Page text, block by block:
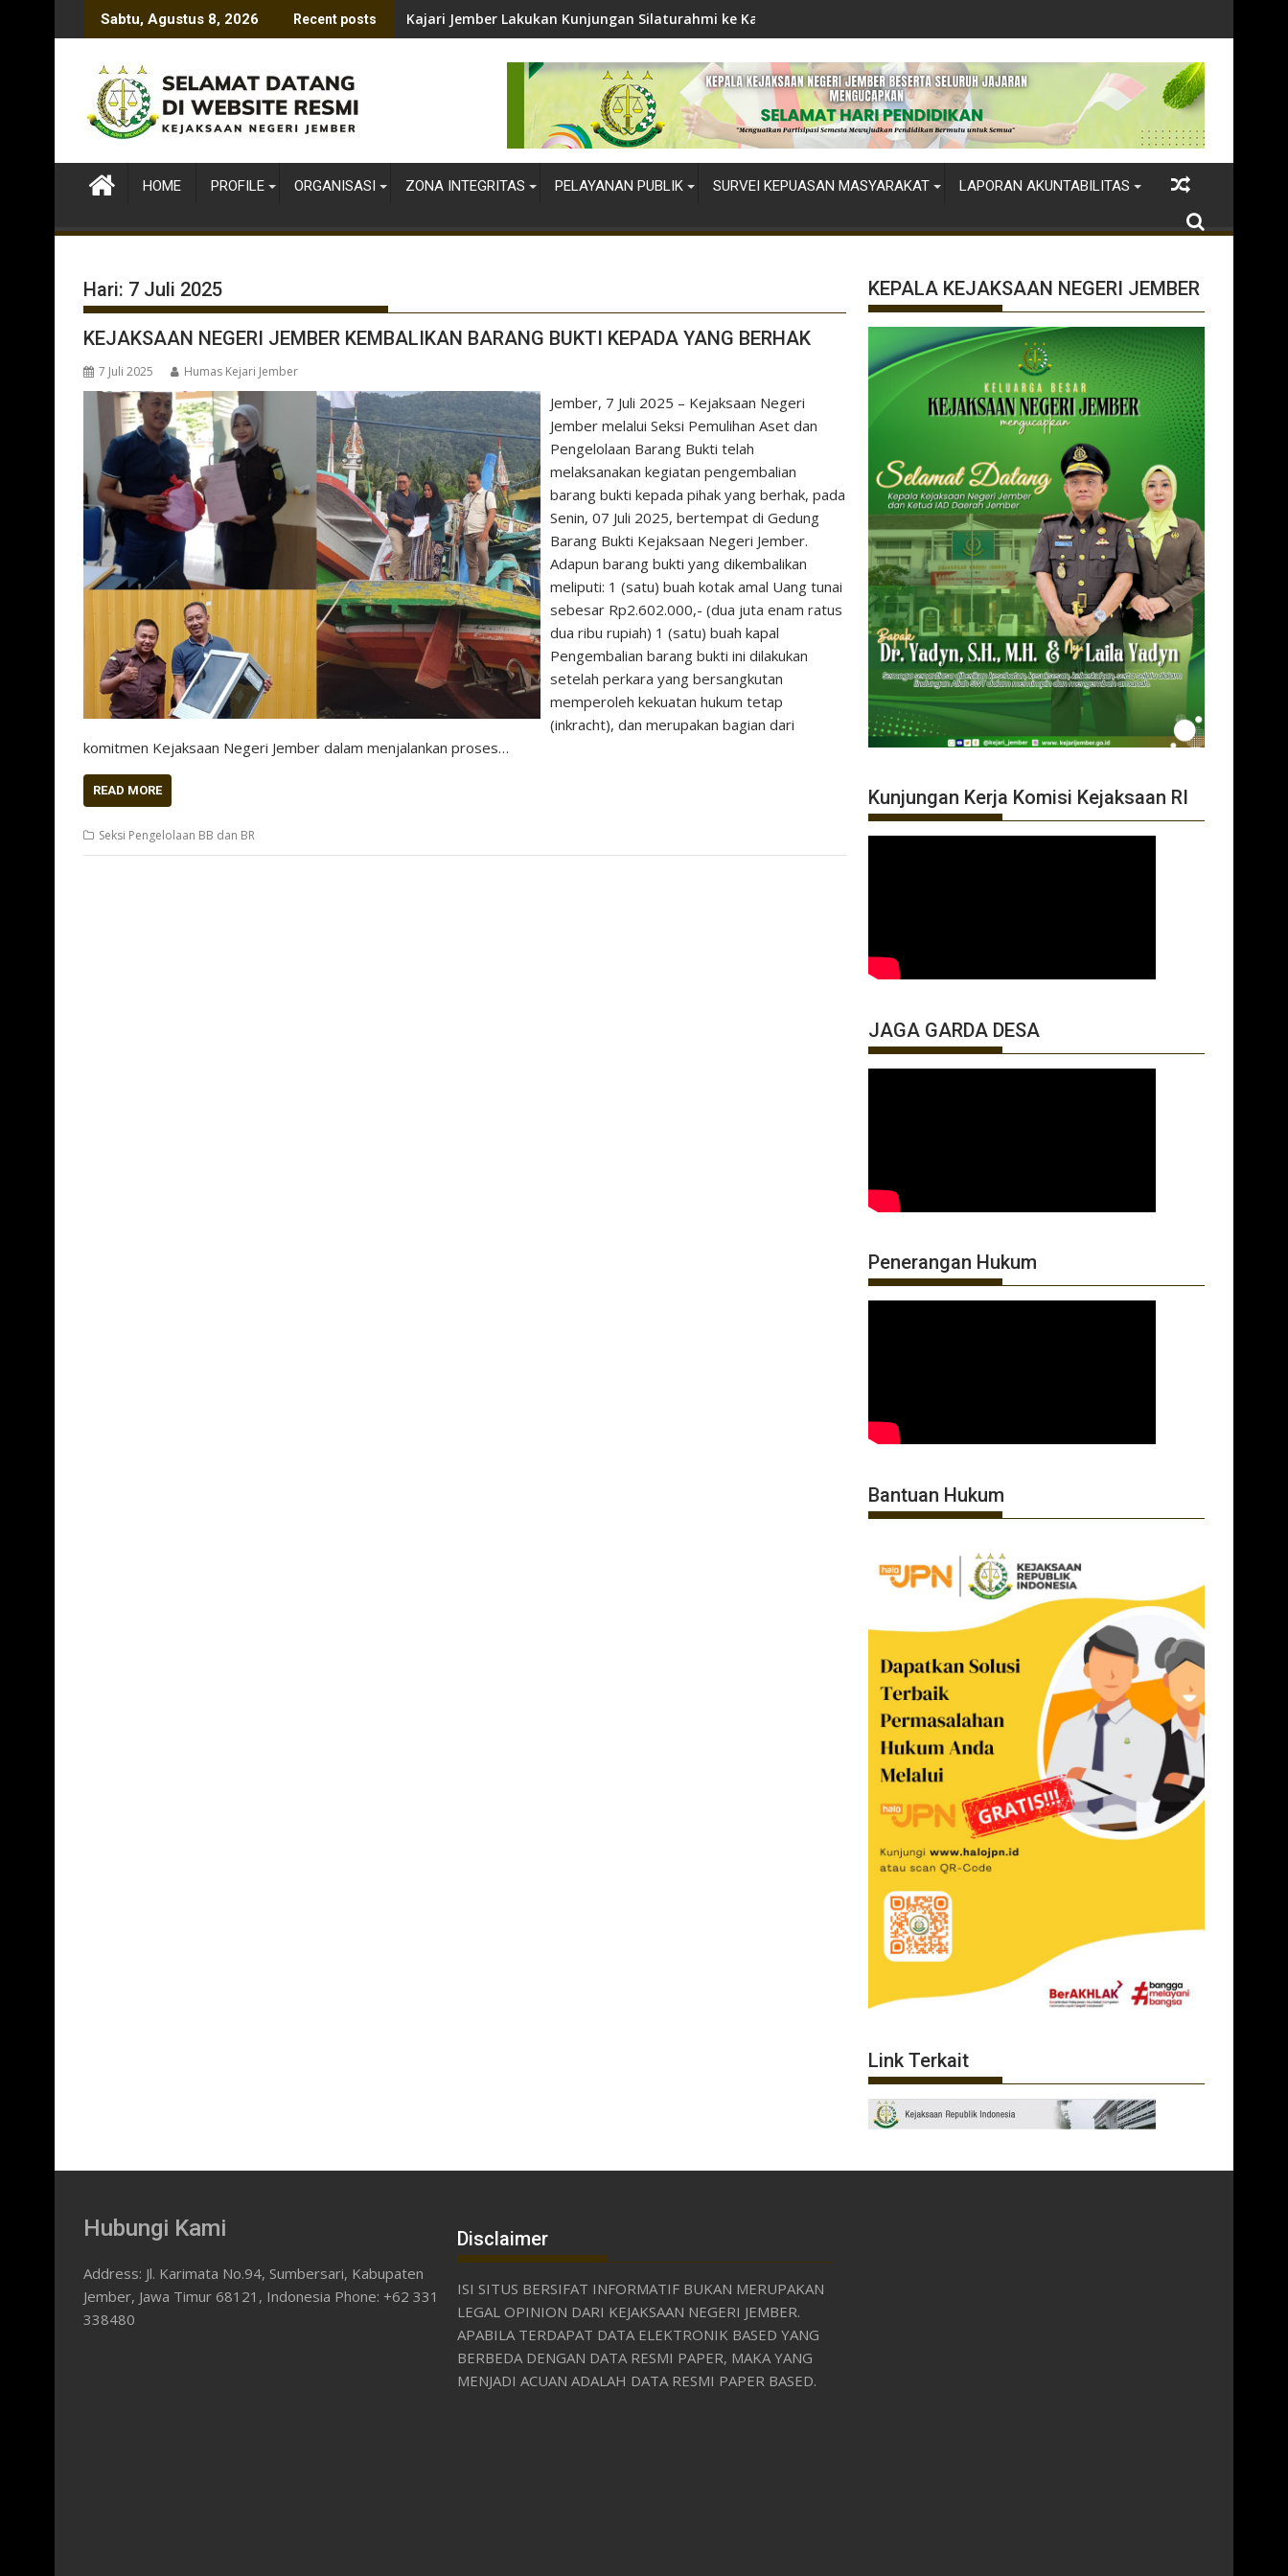
to
Sabtu, Agustus 8, 2026 Recent posts Kajari Jember Lakukan Kunjungan Silaturahmi ke Kapolres Jember
HOME PROFILE ORGANISASI ZONA INTEGRITAS PELAYANAN PUBLIK SURVEI KEPUASAN MASYARAKAT LAPORAN AKUNTABILITAS
Hari: 7 Juli 2025
KEJAKSAAN NEGERI JEMBER KEMBALIKAN BARANG BUKTI KEPADA YANG BERHAK
7 Juli 2025 Humas Kejari Jember
Jember, 7 Juli 2025 – Kejaksaan Negeri
Jember melalui Seksi Pemulihan Aset dan
Pengelolaan Barang Bukti telah
melaksanakan kegiatan pengembalian
barang bukti kepada pihak yang berhak, pada
Senin, 07 Juli 2025, bertempat di Gedung
Barang Bukti Kejaksaan Negeri Jember.
Adapun barang bukti yang dikembalikan
meliputi: 1 (satu) buah kotak amal Uang tunai
sebesar Rp2.602.000,- (dua juta enam ratus
dua ribu rupiah) 1 (satu) buah kapal
Pengembalian barang bukti ini dilakukan
setelah perkara yang bersangkutan
memperoleh kekuatan hukum tetap
(inkracht), dan merupakan bagian dari
komitmen Kejaksaan Negeri Jember dalam menjalankan proses…
READ MORE
Seksi Pengelolaan BB dan BR
KEPALA KEJAKSAAN NEGERI JEMBER
Kunjungan Kerja Komisi Kejaksaan RI
JAGA GARDA DESA
Penerangan Hukum
Bantuan Hukum
Link Terkait
Hubungi Kami
Address: Jl. Karimata No.94, Sumbersari, Kabupaten
Jember, Jawa Timur 68121, Indonesia Phone: +62 331
338480
Disclaimer
ISI SITUS BERSIFAT INFORMATIF BUKAN MERUPAKAN
LEGAL OPINION DARI KEJAKSAAN NEGERI JEMBER.
APABILA TERDAPAT DATA ELEKTRONIK BASED YANG
BERBEDA DENGAN DATA RESMI PAPER, MAKA YANG
MENJADI ACUAN ADALAH DATA RESMI PAPER BASED.